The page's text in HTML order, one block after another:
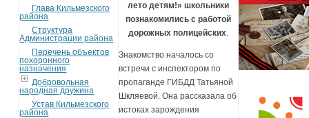
Глава Кильмезского
района
Структура
Администрации района
Перечень объектов
похоронного
назначения
Добровольная
народная дружина
Устав Кильмезского
района
лето детям!» школьники
познакомились с работой
дорожных полицейских.
Знакомство началось со
встречи с инспектором по
пропаганде ГИБДД Татьяной
Шкляевой. Она рассказала об
истоках зарождения